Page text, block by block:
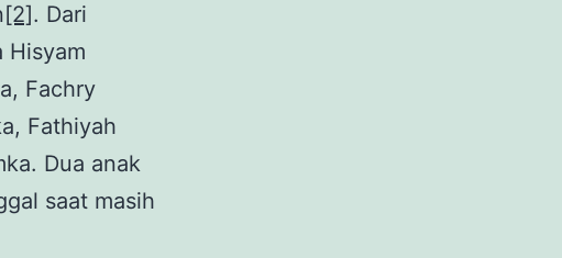
[2]. Dari
Hisyam
Fachry
Fathiyah
Dua anak
saat masih